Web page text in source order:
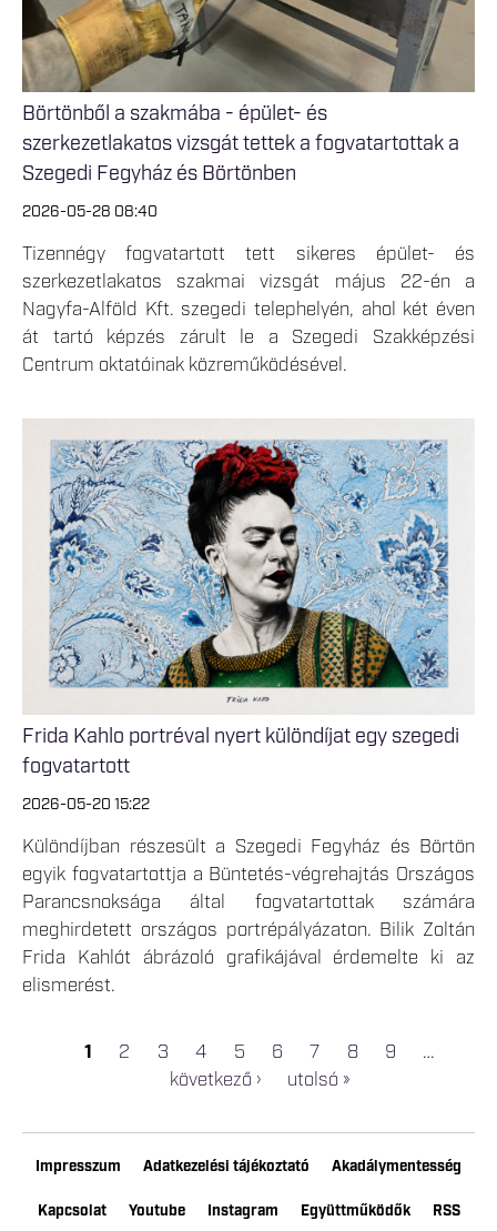
Börtönből a szakmába - épület- és
szerkezetlakatos vizsgát tettek a fogvatartottak a
Szegedi Fegyház és Börtönben
2026-05-28 08:40
Tizennégy fogvatartott tett sikeres épület- és
szerkezetlakatos szakmai vizsgát május 22-én a
Nagyfa-Alföld Kft. szegedi telephelyén, ahol két éven
át tartó képzés zárult le a Szegedi Szakképzési
Centrum oktatóinak közreműködésével.
Frida Kahlo portréval nyert különdíjat egy szegedi
fogvatartott
2026-05-20 15:22
Különdíjban részesült a Szegedi Fegyház és Börtön
egyik fogvatartottja a Büntetés-végrehajtás Országos
Parancsnoksága által fogvatartottak számára
meghirdetett országos portrépályázaton. Bilik Zoltán
Frida Kahlót ábrázoló grafikájával érdemelte ki az
elismerést.
1 2 3 4 5 6 7 8 9
…
következő ›
utolsó »
Impresszum Adatkezelési tájékoztató Akadálymentesség
Kapcsolat Youtube Instagram Együttműködők RSS